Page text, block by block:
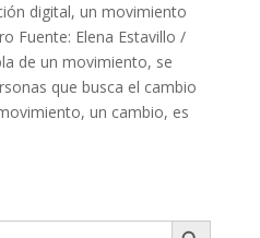
digital, un movimiento
Fuente: Elena Estavillo /
de un movimiento, se
que busca el cambio
un cambio, es
Botón de búsqueda